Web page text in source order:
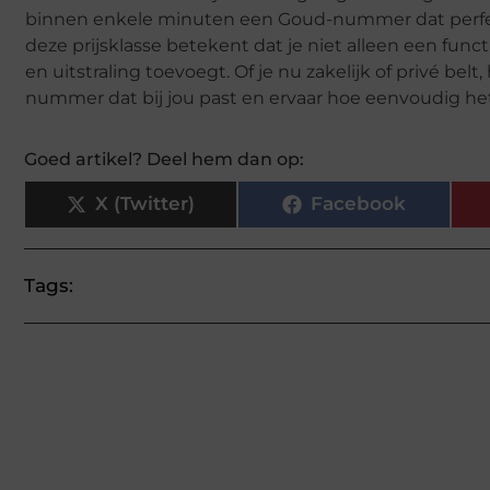
binnen enkele minuten een Goud-nummer dat
deze prijsklasse betekent dat je niet alleen een
en uitstraling toevoegt. Of je nu zakelijk of privé
nummer dat bij jou past en ervaar hoe eenvoudig
Goed artikel? Deel hem dan op:
X (Twitter) Facebook
Tags: